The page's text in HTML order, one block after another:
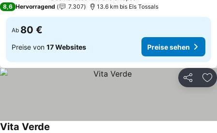
8,6 Hervorragend 7.307 13.6 km bis Els Tossals
Ab 80 €
Preise von 17 Websites Preise sehen
Teilen
Vita Verde